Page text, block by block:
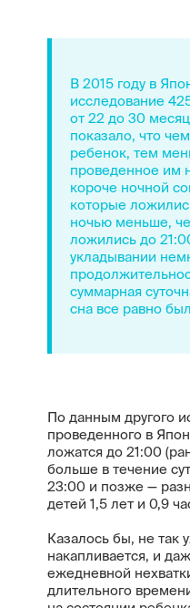
В 2015 году в
исследование
от 22 до 30
показало, что
ребенок, тем
проведенное им
короче ночной
которые
ночью меньше,
ложились до
укладывании
суммарная
сна все равно
По данным другого
проведенного в
ложатся до 21:00
больше в течение
23:00 и позже —
детей 1,5 лет и 0,9
Казалось бы, не так
накапливается, и
ежедневной
длительного